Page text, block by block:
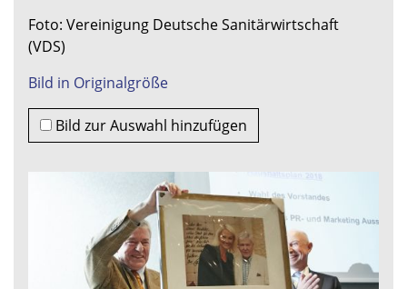
Foto: Vereinigung Deutsche Sanitärwirtschaft
(VDS)
Bild in Originalgröße
Bild zur Auswahl hinzufügen